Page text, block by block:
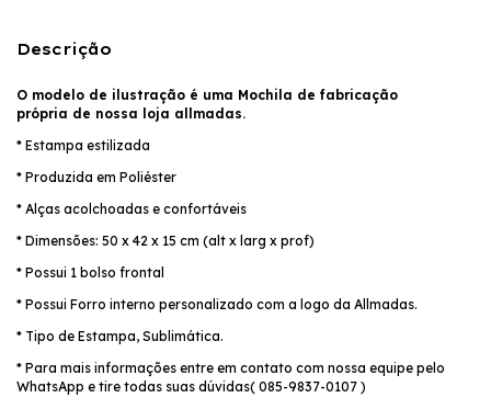
Descrição
O modelo de ilustração é uma Mochila de fabricação
própria de nossa loja allmadas.
* Estampa estilizada
* Produzida em Poliéster
* Alças acolchoadas e confortáveis
* Dimensões: 50 x 42 x 15 cm (alt x larg x prof)
* Possui 1 bolso frontal
* Possui Forro interno personalizado com a logo da Allmadas.
* Tipo de Estampa, Sublimática.
* Para mais informações entre em contato com nossa equipe pelo
WhatsApp e tire todas suas dúvidas( 085-9837-0107 )